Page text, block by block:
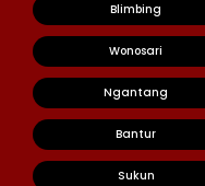
Blimbing
Wonosari
Ngantang
Bantur
Sukun